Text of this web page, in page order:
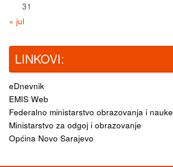
31
« jul
LINKOVI:
eDnevnik
EMIS Web
Federalno ministarstvo obrazovanja i nauke
Ministarstvo za odgoj i obrazovanje
Općina Novo Sarajevo